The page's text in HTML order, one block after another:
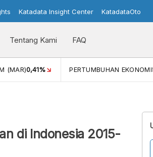
Katadata Insight Center KatadataOto
Tentang Kami FAQ
(MAR)0,41% PERTUMBUHAN EKONOMI
di Indonesia 2015-